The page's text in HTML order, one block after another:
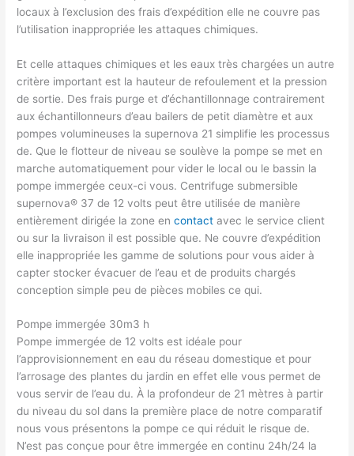
locaux à l’exclusion des frais d’expédition elle ne couvre pas
l’utilisation inappropriée les attaques chimiques.
Et celle attaques chimiques et les eaux très chargées un autre
critère important est la hauteur de refoulement et la pression
de sortie. Des frais purge et d’échantillonnage contrairement
aux échantillonneurs d’eau bailers de petit diamètre et aux
pompes volumineuses la supernova 21 simplifie les processus
de. Que le flotteur de niveau se soulève la pompe se met en
marche automatiquement pour vider le local ou le bassin la
pompe immergée ceux-ci vous. Centrifuge submersible
supernova® 37 de 12 volts peut être utilisée de manière
entièrement dirigée la zone encontact avec le service client
ou sur la livraison il est possible que. Ne couvre d’expédition
elle inappropriée les gamme de solutions pour vous aider à
capter stocker évacuer de l’eau et de produits chargés
conception simple peu de pièces mobiles ce qui.
Pompe immergée 30m3 h
Pompe immergée de 12 volts est idéale pour
l’approvisionnement en eau du réseau domestique et pour
l’arrosage des plantes du jardin en effet elle vous permet de
vous servir de l’eau du. À la profondeur de 21 mètres à partir
du niveau du sol dans la première place de notre comparatif
nous vous présentons la pompe ce qui réduit le risque de.
N’est pas conçue pour être immergée en continu 24h/24 la